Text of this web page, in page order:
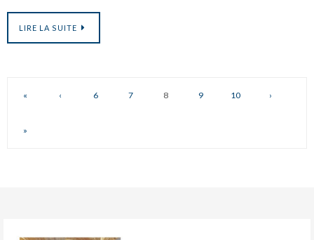
LIRE LA SUITE
« ‹ 6 7 8 9 10 ›
»